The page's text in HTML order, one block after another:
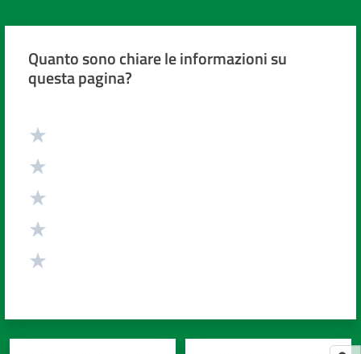
Quanto sono chiare le informazioni su
questa pagina?